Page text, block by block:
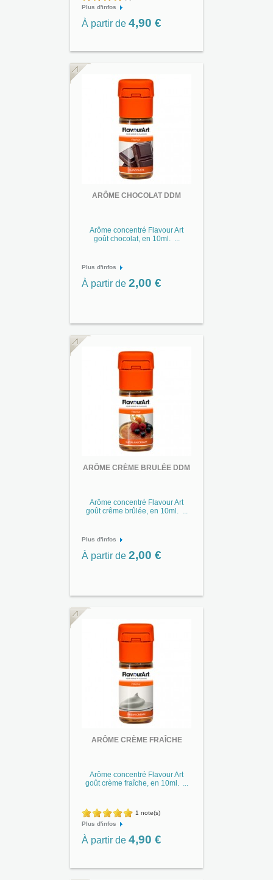
Plus d'infos
À partir de 4,90 €
ARÔME CHOCOLAT DDM
Arôme concentré Flavour Art
goût chocolat, en 10ml. ...
Plus d'infos
À partir de 2,00 €
ARÔME CRÈME BRULÉE DDM
Arôme concentré Flavour Art
goût crême brûlée, en 10ml. ...
Plus d'infos
À partir de 2,00 €
ARÔME CRÈME FRAÎCHE
Arôme concentré Flavour Art
goût crème fraîche, en 10ml. ...
1 note(s)
Plus d'infos
À partir de 4,90 €